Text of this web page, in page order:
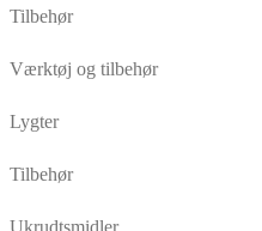
Tilbehør
Værktøj og tilbehør
Lygter
Tilbehør